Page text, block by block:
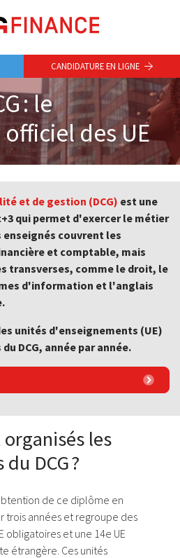
: le
des UE
et de gestion (DCG) est une
qui permet d'exercer le métier
enseignés couvrent les
et comptable, mais
transverses, comme le droit, le
d'information et l'anglais
unités d'enseignements (UE)
DCG, année par année.
les
DCG ?
de ce diplôme en
trois années et regroupe des
obligatoires et une 14e UE
étrangère. Ces unités
CANDIDATURE EN LIGNE